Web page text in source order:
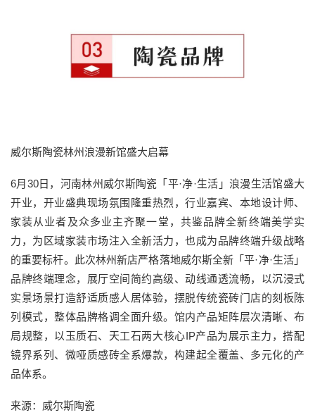
威尔斯陶瓷林州浪漫新馆盛大启幕
6月30日，河南林州威尔斯陶瓷「平·净·生活」浪漫生活馆盛大
开业，开业盛典现场氛围隆重热烈，行业嘉宾、本地设计师、
家装从业者及众多业主齐聚一堂，共鉴品牌全新终端美学实
力，为区域家装市场注入全新活力，也成为品牌终端升级战略
的重要标杆。此次林州新店严格落地威尔斯全新「平·净·生活」
品牌终端理念，展厅空间简约高级、动线通透流畅，以沉浸式
实景场景打造舒适质感人居体验，摆脱传统瓷砖门店的刻板陈
列模式，整体品牌格调全面升级。馆内产品矩阵层次清晰、布
局规整，以玉质石、天工石两大核心IP产品为展示主力，搭配
镜界系列、微哑质感砖全系爆款，构建起全覆盖、多元化的产
品体系。
来源：威尔斯陶瓷